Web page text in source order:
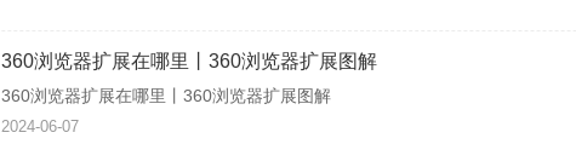
360浏览器扩展在哪里丨360浏览器扩展图解
360浏览器扩展在哪里丨360浏览器扩展图解
2024-06-07